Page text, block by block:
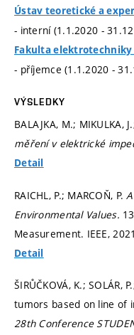
Ústav teoretické a
- interní (1.1.2020 -
Fakulta
- příjemce (1.1.2020 -
VÝSLEDKY
BALAJKA, M.; MIKULKA,
měření v elektrické
Detail
RAICHL, P.; MARCOŇ, P.
Environmental Values.
Measurement. IEEE,
Detail
ŠIRŮČKOVÁ, K.; SOLÁR,
tumors based on line of
28th Conference